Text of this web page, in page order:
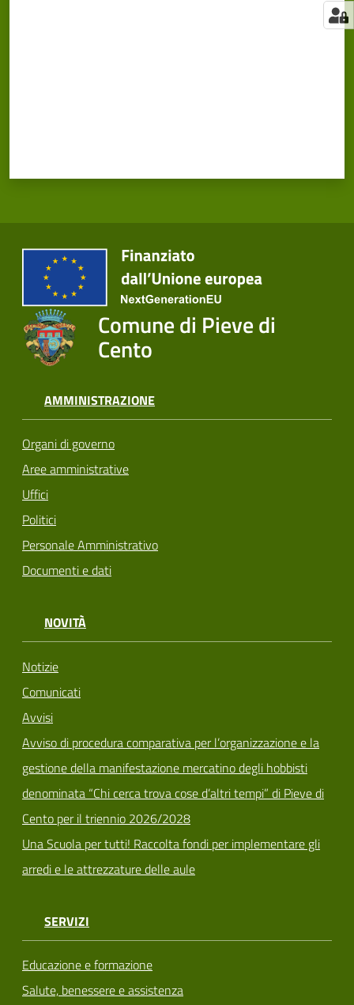
Comune di Pieve di
Cento
AMMINISTRAZIONE
Organi di governo
Aree amministrative
Uffici
Politici
Personale Amministrativo
Documenti e dati
NOVITÀ
Notizie
Comunicati
Avvisi
Avviso di procedura comparativa per l’organizzazione e la
gestione della manifestazione mercatino degli hobbisti
denominata “Chi cerca trova cose d’altri tempi” di Pieve di
Cento per il triennio 2026/2028
Una Scuola per tutti! Raccolta fondi per implementare gli
arredi e le attrezzature delle aule
SERVIZI
Educazione e formazione
Salute, benessere e assistenza